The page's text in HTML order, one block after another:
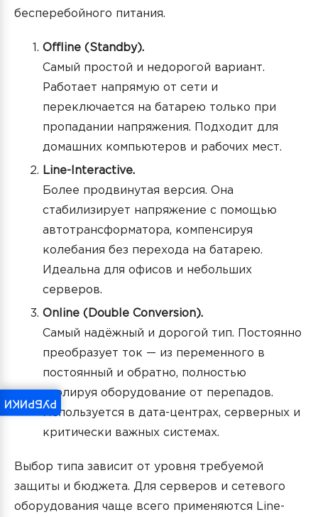
бесперебойного питания.
Offline (Standby).
Самый простой и недорогой вариант.
Работает напрямую от сети и
переключается на батарею только при
пропадании напряжения. Подходит для
домашних компьютеров и рабочих мест.
Line-Interactive.
Более продвинутая версия. Она
стабилизирует напряжение с помощью
автотрансформатора, компенсируя
колебания без перехода на батарею.
Идеальна для офисов и небольших
серверов.
Online (Double Conversion).
Самый надёжный и дорогой тип. Постоянно
преобразует ток — из переменного в
постоянный и обратно, полностью
изолируя оборудование от перепадов.
Используется в дата-центрах, серверных и
критически важных системах.
Выбор типа зависит от уровня требуемой
защиты и бюджета. Для серверов и сетевого
оборудования чаще всего применяются Line-
РУБРИКИ